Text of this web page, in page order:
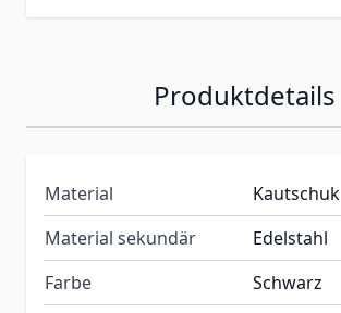
Produktdetails
Material
Kautschuk
Material sekundär
Edelstahl
Farbe
Schwarz